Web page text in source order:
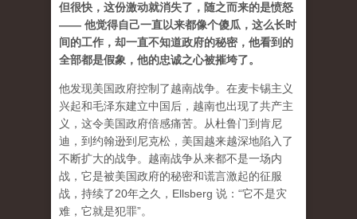
但很快，这份激动就消失了，随之而来的是愤怒
—— 他觉得自己一直以来都像个傻瓜，这么长时
间的工作，却一直不知道政府的秘密，他看到的
全部都是假象，他的忠诚之心被摧垮了。
他发现美国政府控制了越南战争。在麦卡锡主义
兴起和毛泽东建立中国后，越南也出现了共产主
义，这令美国政府倍感痛苦。从杜鲁门到肯尼
迪，到约翰逊到尼克松，美国越来越深地陷入了
不断扩大的战争。越南战争从来都不是一场内
战，它是被美国政府的秘密和谎言激起的征服
战，持续了20年之久，Ellsberg 说：“它不是灾
难，它就是犯罪”。